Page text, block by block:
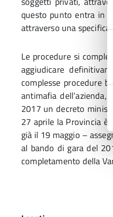
questo punto entra in
attraverso una
Le procedure si
aggiudicare
complesse procedure
antimafia
2017 un decreto
27 aprile la Provincia è
già il 19 maggio –
al bando di gara del
completamento della